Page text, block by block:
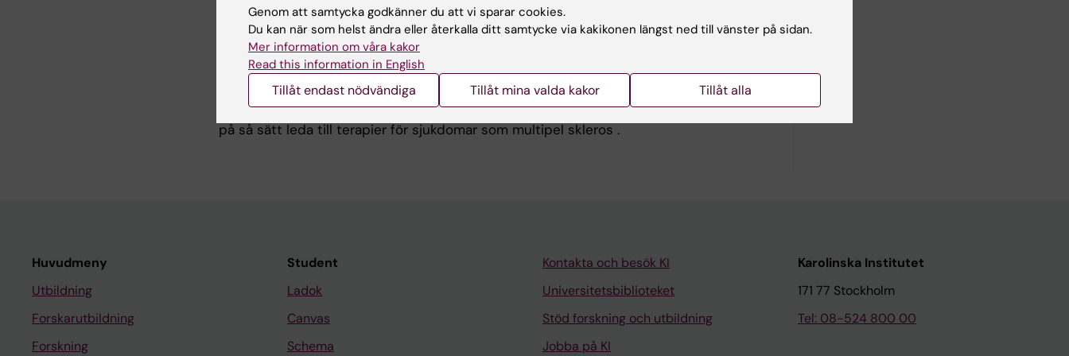
Vår forskargrupp är intresserad av de molekylära mekanismer som definierar den
epigenetiska tillstånd av stam/progenitorceller, såsom pluripotenta celler och
oligodendrocytprekursorceller. Vi är särskilt fokuserade på hur samspelet mellan
transkriptionsfaktorer , icke -kodande RNA och kromatin modifierande enzymer bidrar
till övergången mellan epigenetiska tillstånd i oligodendrocytprekursorceller, och kunde
på så sätt leda till terapier för sjukdomar som multipel skleros .
Huvudmeny
Utbildning
Forskarutbildning
Forskning
Student
Ladok
Canvas
Schema
Kontakta och besök KI
Universitetsbiblioteket
Stöd forskning och utbildning
Jobba på KI
Karolinska Institutet
171 77 Stockholm
Tel: 08-524 800 00
Genom att samtycka godkänner du att vi sparar cookies.
Du kan när som helst ändra eller återkalla ditt samtycke via kakikonen längst ned till vänster på sidan.
Mer information om våra kakor
Read this information in English
Tillåt endast nödvändiga Tillåt mina valda kakor Tillåt alla